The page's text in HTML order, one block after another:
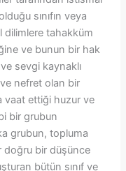
sınıfın veya
dilimlere tahakküm
ve bunun bir hak
sevgi kaynaklı
ve nefret olan bir
vaat ettiği huzur ve
bir grubun
grubun, topluma
doğru bir düşünce
bütün sınıf ve